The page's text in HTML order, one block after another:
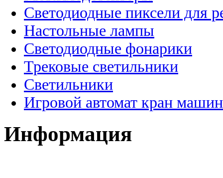
Светодиодные пиксели для
Настольные лампы
Светодиодные фонарики
Трековые светильники
Светильники
Игровой автомат кран
Информация